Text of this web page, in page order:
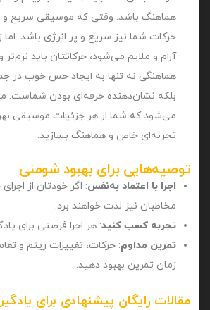
هماهنگ باشد. وقتی که موسیقی سریع و
حرکات شما نیز سریع و پر انرژی باشد.
آرام و ملایم می‌شود، حرکاتتان باید نرم‌تر
هماهنگی نه تنها به ایجاد حس خوب در
بلکه نشان‌دهنده حرفه‌ای بودن شماست.
می‌شود که شما از هر جزئیات موسیقی
تجربه‌ای خاص و هماهنگ بسازید.
توصیه‌هایی برای بهبود شومنی
اجرا با اعتماد به‌نفس: اگر خودتان از
مخاطبان نیز لذت خواهند برد.
تجربه کسب کنید: هر اجرا فرصتی برای
تمرین مداوم: حرکات، تغییرات ریتم و
زمان تمرین بهبود دهید.
مقالات رایگان پیشنهادی برای